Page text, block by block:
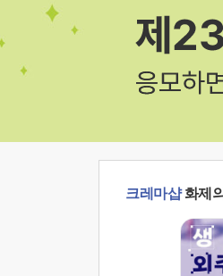
크레마샵화제